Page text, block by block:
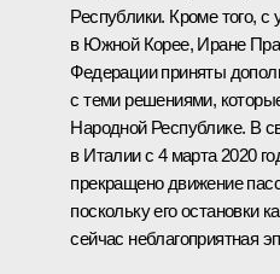
Республики. Кроме того, с
в Южной Корее, Иране
Федерации приняты
с теми решениями,
Народной Республике. В
в Италии с 4 марта 2020
прекращено движение
поскольку его остановки
сейчас неблагоприятная